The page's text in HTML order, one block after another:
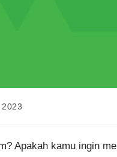
Apakah kamu ingin